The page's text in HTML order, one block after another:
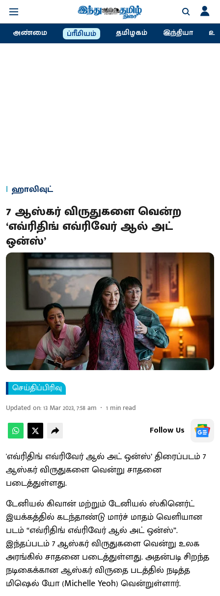
அண்மை ப்ரீமியம் தமிழகம் இந்தியா
ஹாலிவுட்
7 ஆஸ்கர் விருதுகளை வென்ற
‘எவ்ரிதிங் எவ்ரிவேர் ஆல் அட்
ஒன்ஸ்’
செய்திப்பிரிவு
Updated on:13 Mar 2023, 7:58 am 1 min read
Follow Us
'எவ்ரிதிங் எவ்ரிவேர் ஆல் அட் ஒன்ஸ்’ திரைப்படம் 7
ஆஸ்கர் விருதுகளை வென்று சாதனை
படைத்துள்ளது.
டேனியல் கிவான் மற்றும் டேனியல் ஸ்கினெர்ட்
இயக்கத்தில் கடந்தாண்டு மார்ச் மாதம் வெளியான
படம் “எவ்ரிதிங் எவ்ரிவேர் ஆல் அட் ஒன்ஸ்”.
இந்தப்படம் 7 ஆஸ்கர் விருதுகளை வென்று உலக
அரங்கில் சாதனை படைத்துள்ளது. அதன்படி சிறந்த
நடிகைக்கான ஆஸ்கர் விருதை படத்தில் நடித்த
மிஷெல் யோ (Michelle Yeoh) வென்றுள்ளார்.